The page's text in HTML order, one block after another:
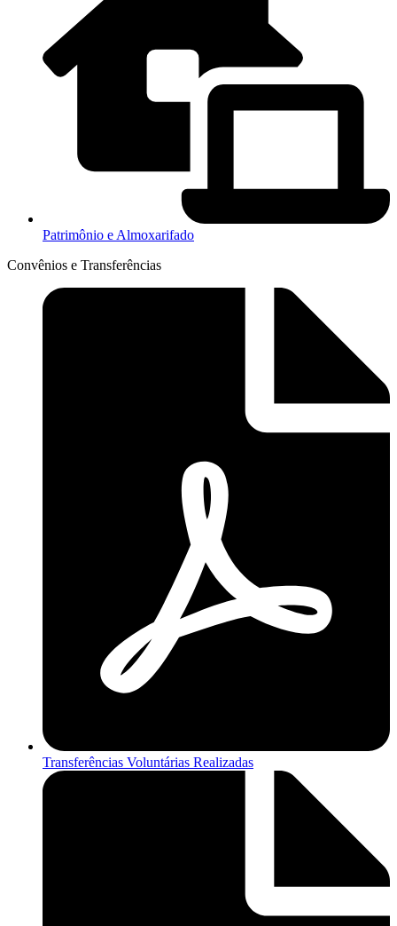
Patrimônio e Almoxarifado
Convênios e Transferências
Transferências Voluntárias Realizadas